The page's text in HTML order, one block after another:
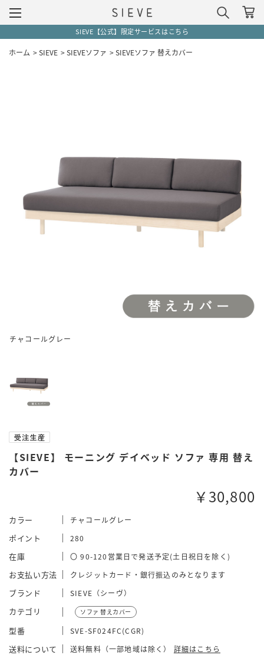
SIEVE【公式】限定サービスはこちら
ホーム >SIEVE >SIEVEソファ >SIEVEソファ 替えカバー
チャコールグレー
【SIEVE】 モーニング デイベッド ソファ 専用 替え
カバー
￥30,800
カラー チャコールグレー
ポイント 280
在庫 〇 90-120営業日で発送予定(土日祝日を除く)
お支払い方法 クレジットカード・銀行振込のみとなります
ブランド SIEVE（シーヴ）
カテゴリ ソファ 替えカバー
型番 SVE-SF024FC(CGR)
送料について 送料無料（一部地域は除く） 詳細はこちら